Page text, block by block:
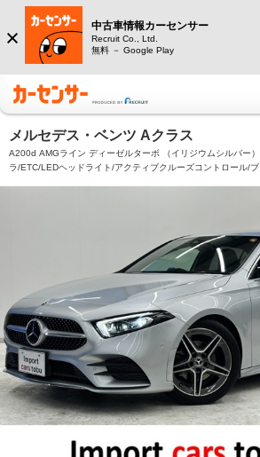
中古車情報カーセンサー
Recruit Co., Ltd.
無料 － Google Play
メルセデス・ベンツ Aクラス
A200d AMGライン ディーゼルターボ （イリジウムシルバー
ラ/ETC/LEDヘッドライト/アクティブクルーズコントロール/ブ